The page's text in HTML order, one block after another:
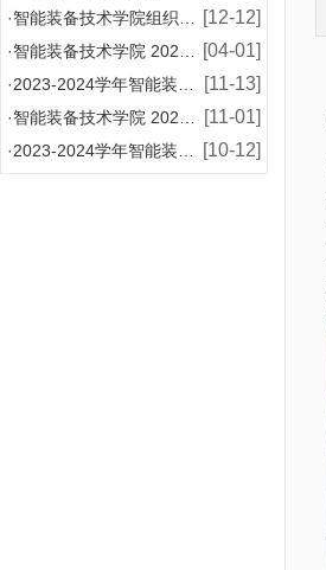
[12-12]
·智能装备技术学院组织模具设计与制造专业学生赴企业开
[04-01]
·智能装备技术学院 2024-2025 学年国家助学
[11-13]
·2023-2024学年智能装备技术学院增补国家奖学
[11-01]
·智能装备技术学院 2024-2025学年国家助学金
[10-12]
·2023-2024学年智能装备技术学院国家奖学金评